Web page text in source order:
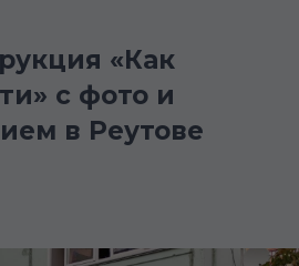
«Как
с фото и
в Реутове